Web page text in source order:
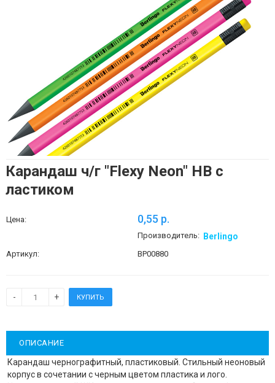
Карандаш ч/г "Flexy Neon" НВ с
ластиком
Цена: 0,55 p.
Производитель: Berlingo
Артикул: BP00880
ОПИСАНИЕ
Карандаш чернографитный, пластиковый. Стильный неоновый
корпус в сочетании с черным цветом пластика и лого.